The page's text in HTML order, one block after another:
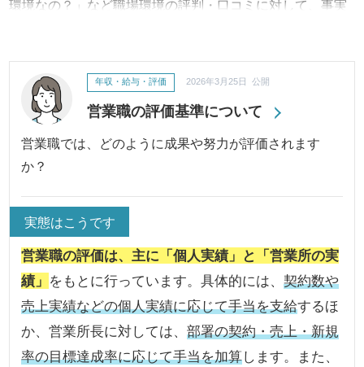
環境なの？」など職場環境の評判・口コミに対して、事実
営業職の評価基準について
年収・給与・評価 2026年3月25日 公開
営業職では、どのように成果や努力が評価されます
か？
実態はこうです
営業職の評価は、主に「個人実績」と「営業所の実
績」 をもとに行っています。具体的には、契約数や
売上実績などの個人実績に応じて手当を支給するほ
か、営業所長に対しては、部署の契約・売上・新規
率の目標達成率に応じて手当を加算します。また、